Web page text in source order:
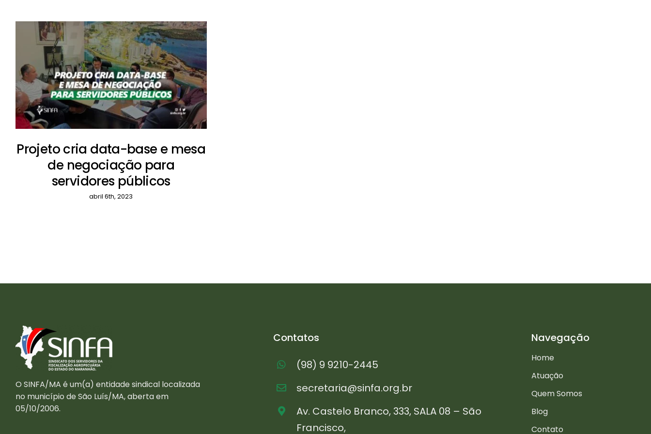
Projeto cria data-base e mesa
de negociação para
servidores públicos
abril 6th, 2023
O SINFA/MA é um(a) entidade sindical localizada
no município de São Luís/MA, aberta em
05/10/2006.
Contatos
(98) 9 9210-2445
secretaria@sinfa.org.br
Av. Castelo Branco, 333, SALA 08 – São
Francisco,
Navegação
Home
Atuação
Quem Somos
Blog
Contato